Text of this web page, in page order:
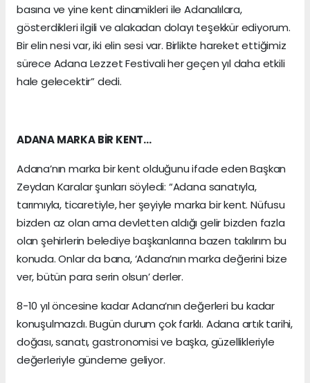
basına ve yine kent dinamikleri ile Adanalılara,
gösterdikleri ilgili ve alakadan dolayı teşekkür ediyorum.
Bir elin nesi var, iki elin sesi var. Birlikte hareket ettiğimiz
sürece Adana Lezzet Festivali her geçen yıl daha etkili
hale gelecektir” dedi.
ADANA MARKA BİR KENT…
Adana’nın marka bir kent olduğunu ifade eden Başkan
Zeydan Karalar şunları söyledi: “Adana sanatıyla,
tarımıyla, ticaretiyle, her şeyiyle marka bir kent. Nüfusu
bizden az olan ama devletten aldığı gelir bizden fazla
olan şehirlerin belediye başkanlarına bazen takılırım bu
konuda. Onlar da bana, ‘Adana’nın marka değerini bize
ver, bütün para serin olsun’ derler.
8-10 yıl öncesine kadar Adana’nın değerleri bu kadar
konuşulmazdı. Bugün durum çok farklı. Adana artık tarihi,
doğası, sanatı, gastronomisi ve başka, güzellikleriyle
değerleriyle gündeme geliyor.